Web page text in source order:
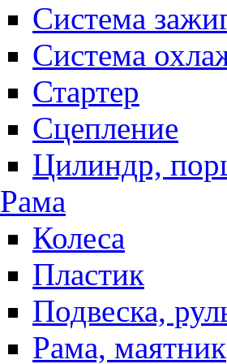
Система
Система
Стартер
Сцепление
Цилиндр,
Рама
Колеса
Пластик
Подвеска,
Рама, маятник